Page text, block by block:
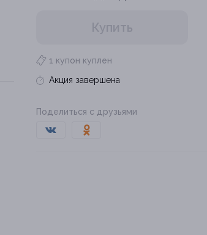
Купить
1 купон куплен
Акция завершена
Поделиться с друзьями